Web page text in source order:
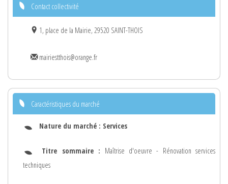
Contact collectivité
1, place de la Mairie, 29520 SAINT-THOIS
mairiestthois@orange.fr
Caractéristiques du marché
Nature du marché : Services
Titre sommaire : Maîtrise d'oeuvre - Rénovation services
techniques